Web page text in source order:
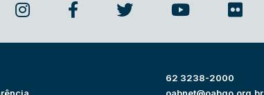
62 3238-2000